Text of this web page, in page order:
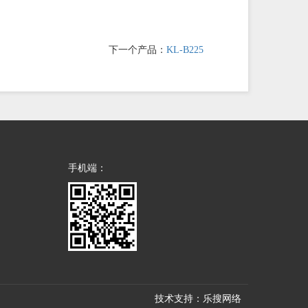
下一个产品： KL-B225
手机端：
技术支持：乐搜网络